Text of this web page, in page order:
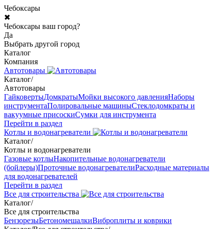
Чебоксары
✖
Чебоксары ваш город?
Да
Выбрать другой город
Каталог
Компания
Автотовары
Каталог/
Автотовары
ГайковертыДомкратыМойки высокого давленияНаборы
инструментаПолировальные машиныСтеклодомкраты и
вакуумные присоскиСумки для инструмента
Перейти в раздел
Котлы и водонагреватели
Каталог/
Котлы и водонагреватели
Газовые котлыНакопительные водонагреватели
(бойлеры)Проточные водонагревателиРасходные материалы
для водонагревателей
Перейти в раздел
Все для строительства
Каталог/
Все для строительства
БензорезыБетономешалкиВиброплиты и коврики